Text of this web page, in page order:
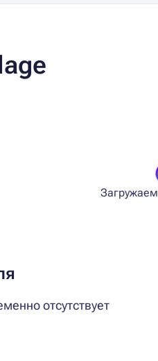
отсутствует